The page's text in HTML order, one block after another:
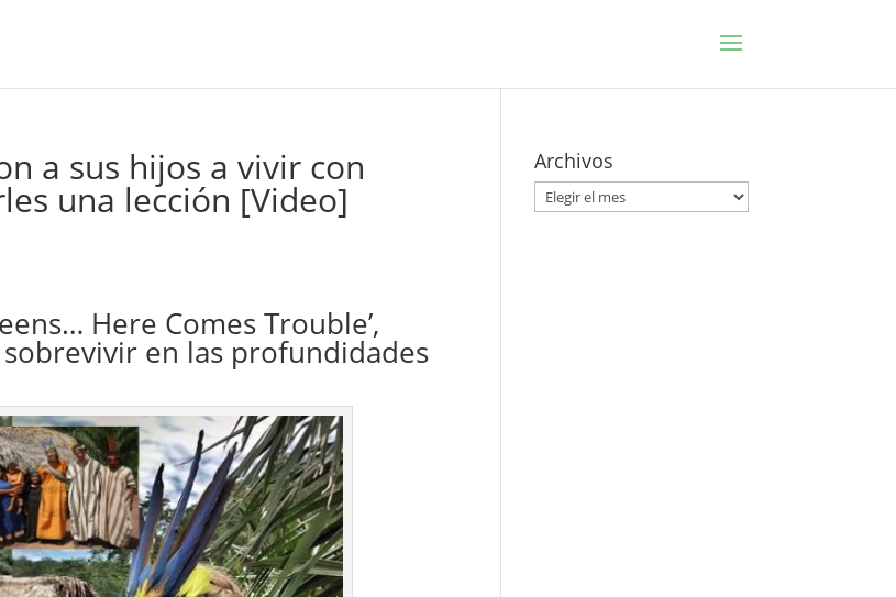
a sus hijos a vivir con
una lección [Video]
Here Comes Trouble’,
en las profundidades
Archivos
Archivos